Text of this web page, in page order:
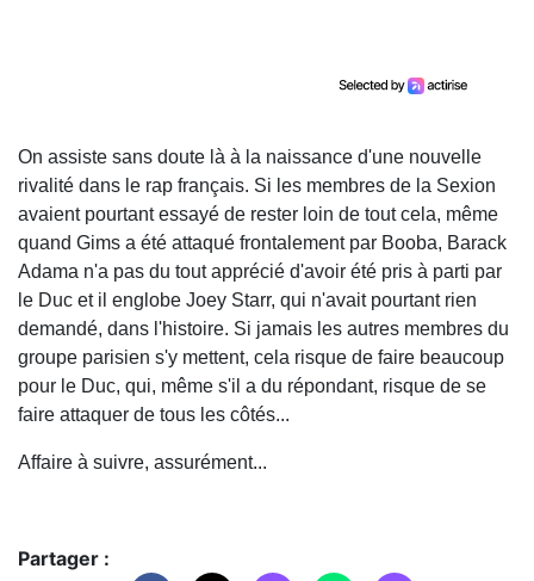
On assiste sans doute là à la naissance d'une nouvelle
rivalité dans le rap français. Si les membres de la Sexion
avaient pourtant essayé de rester loin de tout cela, même
quand Gims a été attaqué frontalement par Booba, Barack
Adama n'a pas du tout apprécié d'avoir été pris à parti par
le Duc et il englobe Joey Starr, qui n'avait pourtant rien
demandé, dans l'histoire. Si jamais les autres membres du
groupe parisien s'y mettent, cela risque de faire beaucoup
pour le Duc, qui, même s'il a du répondant, risque de se
faire attaquer de tous les côtés...
Affaire à suivre, assurément...
Partager :